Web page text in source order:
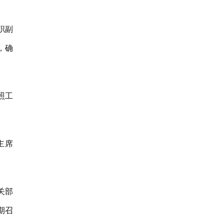
副
确
工
席
部
召